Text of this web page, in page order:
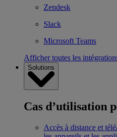
Zendesk
Slack
Microsoft Teams
Afficher toutes les
Solutions
Cas d’utilisation
Accès à distance et